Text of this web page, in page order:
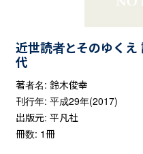
近世読者とそのゆくえ
代
著者名: 鈴木俊幸
刊行年: 平成29年(2017)
出版元: 平凡社
冊数: 1冊